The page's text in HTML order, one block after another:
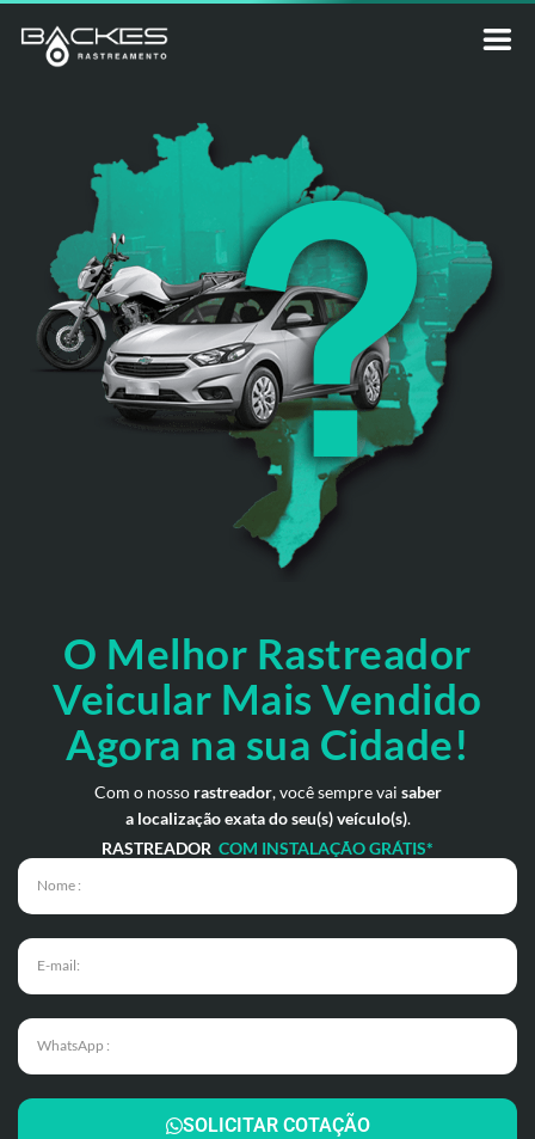
O Melhor Rastreador
Veicular Mais Vendido
Agora na sua Cidade!
Com o nosso rastreador, você sempre vai saber
a localização exata do seu(s) veículo(s).
RASTREADOR COM INSTALAÇÃO GRÁTIS*
SOLICITAR COTAÇÃO